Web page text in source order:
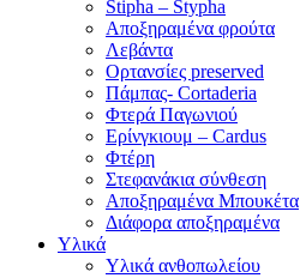
Stipha – Stypha
Αποξηραμένα φρούτα
Λεβάντα
Ορτανσίες preserved
Πάμπας- Cortaderia
Φτερά Παγωνιού
Ερίνγκιουμ – Cardus
Φτέρη
Στεφανάκια σύνθεση
Αποξηραμένα Μπουκέτα
Διάφορα αποξηραμένα
Υλικά
Υλικά ανθοπωλείου